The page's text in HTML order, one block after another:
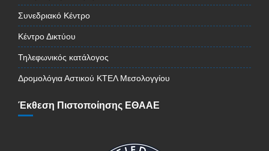
Συνεδριακό Κέντρο
Κέντρο Δικτύου
Τηλεφωνικός κατάλογος
Δρομολόγια Αστικού ΚΤΕΛ Μεσολογγίου
Έκθεση Πιστοποίησης ΕΘΑΑΕ